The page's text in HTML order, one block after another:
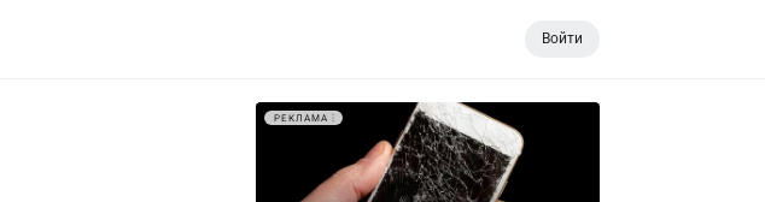
Войти
РЕКЛАМА